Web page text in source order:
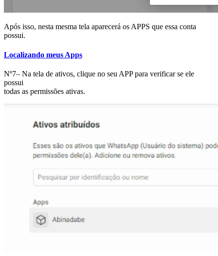
Após isso, nesta mesma tela aparecerá os APPS que essa conta
possui.
Localizando meus Apps
Nº7– Na tela de ativos, clique no seu APP para verificar se ele
possui
todas as permissões ativas.